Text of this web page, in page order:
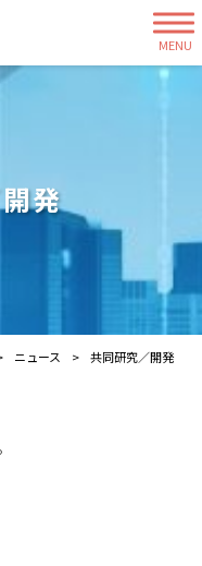
MENU
発
ニュース > 共同研究／開発